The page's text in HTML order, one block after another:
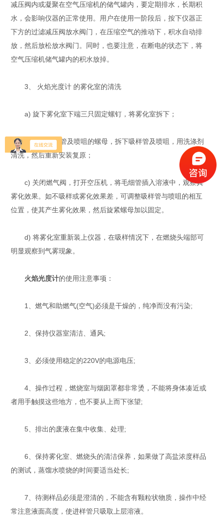
减压阀内或凝聚在空气压缩机的储气罐内，要定期排水，长期积
水，会影响仪器的正常使用。用户在使用一阶段后，按下仪器正
下方的过滤减压阀放水阀门，在压缩空气的推动下，积水自动排
放，然后放松放水阀门。同时，也要注意，在断电的状态下，将
空气压缩机储气罐内的积水放掉。
3、 火焰光度计 的雾化室的清洗
a) 旋下雾化室下端三只固定螺钉，将雾化室拆下；
b) 旋下吸样管及喷咀的螺母，拆下吸样管及喷咀，用洗涤剂
清洗，然后重新安装复原；
c) 关闭燃气阀，打开空压机，将毛细管插入溶液中，观察其
雾化效果。如不吸样或雾化效果差，可调整吸样管与喷咀的相互
位置，使其产生雾化效果，然后旋紧螺母加以固定。
d) 将雾化室重新装上仪器，在吸样情况下，在燃烧头端部可
明显观察到气雾现象。
火焰光度计的使用注意事项：
1、燃气和助燃气(空气)必须是干燥的，纯净而没有污染;
2、保持仪器室清洁、通风;
3、必须使用稳定的220V的电源电压;
4、操作过程，燃烧室与烟囱罩都非常烫，不能将身体凑近或
者用手触摸这些地方，也不要从上而下张望;
5、排出的废液在集中收集、处理;
6、保持雾化室、燃烧头的清洁保养，如果做了高盐浓度样品
的测试，蒸馏水喷烧的时间要适当处长;
7、待测样品必须是澄清的，不能含有颗粒状物质，操作中经
常注意液面高度，使进样管只吸取上层溶液。